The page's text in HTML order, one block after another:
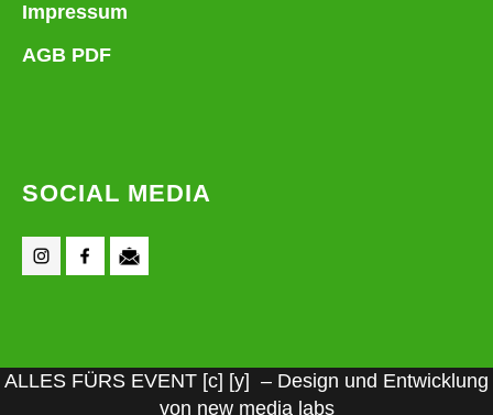
Impressum
AGB PDF
SOCIAL MEDIA
ALLES FÜRS EVENT [c] [y] – Design und Entwicklung
von new media labs